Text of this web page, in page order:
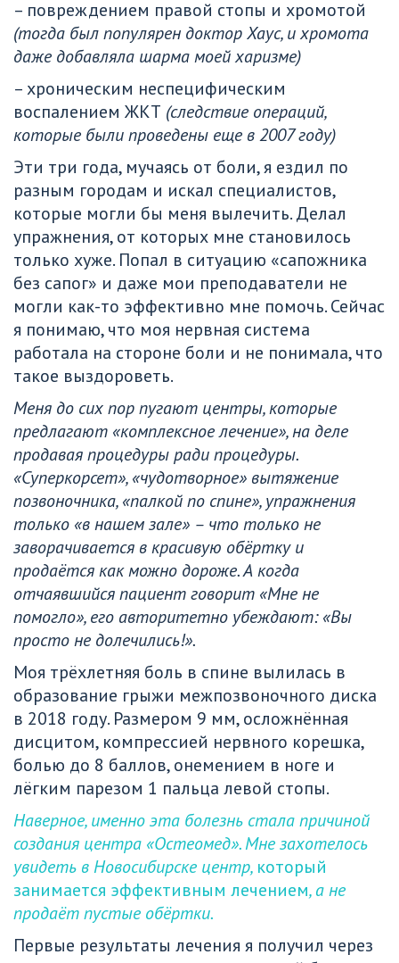
(тогда был популярен доктор Хаус, и хромота
даже добавляла шарма моей харизме)
– хроническим неспецифическим
воспалением ЖКТ (следствие операций,
которые были проведены еще в 2007 году)
Эти три года, мучаясь от боли, я ездил по
разным городам и искал специалистов,
которые могли бы меня вылечить. Делал
упражнения, от которых мне становилось
только хуже. Попал в ситуацию «сапожника
без сапог» и даже мои преподаватели не
могли как-то эффективно мне помочь. Сейчас
я понимаю, что моя нервная система
работала на стороне боли и не понимала, что
такое выздороветь.
Меня до сих пор пугают центры, которые
предлагают «комплексное лечение», на деле
продавая процедуры ради процедуры.
«Суперкорсет», «чудотворное» вытяжение
позвоночника, «палкой по спине», упражнения
только «в нашем зале» – что только не
заворачивается в красивую обёртку и
продаётся как можно дороже. А когда
отчаявшийся пациент говорит «Мне не
помогло», его авторитетно убеждают: «Вы
просто не долечились!».
Моя трёхлетняя боль в спине вылилась в
образование грыжи межпозвоночного диска
в 2018 году. Размером 9 мм, осложнённая
дисцитом, компрессией нервного корешка,
болью до 8 баллов, онемением в ноге и
лёгким парезом 1 пальца левой стопы.
Наверное, именно эта болезнь стала причиной
создания центра «Остеомед». Мне захотелось
увидеть в Новосибирске центр, который
занимается эффективным лечением, а не
продаёт пустые обёртки.
Первые результаты лечения я получил через